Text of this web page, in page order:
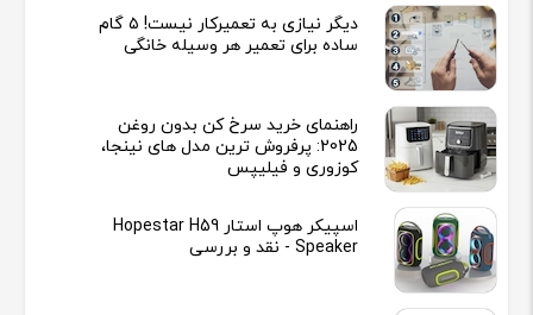
دیگر نیازی به تعمیرکار نیست! ۵ گام
ساده برای تعمیر هر وسیله خانگی
راهنمای خرید سرخ کن بدون روغن
2025: پرفروش ترین مدل های نینجا،
کوزوری و فیلیپس
اسپیکر هوپ استار Hopestar H59
Speaker - نقد و بررسی